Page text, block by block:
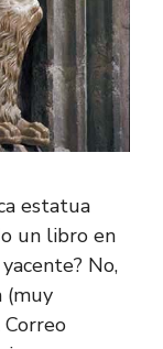
estatua
un libro en
No,
(muy